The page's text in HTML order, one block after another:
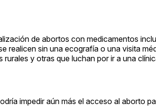
de abortos con medicamentos
realicen sin una ecografía o una visita
rurales y otras que luchan por ir a una
impedir aún más el acceso al aborto